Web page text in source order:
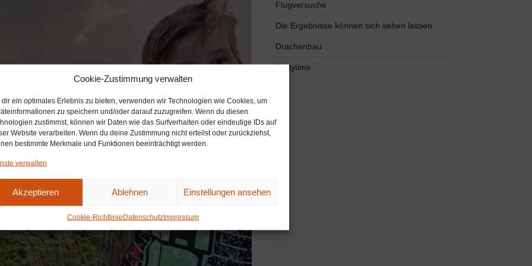
Cookie-Zustimmung verwalten
dir ein optimales Erlebnis zu bieten, verwenden wir Technologien wie Cookies, um
zu speichern und/oder darauf zuzugreifen. Wenn du diesen
zustimmst, können wir Daten wie das Surfverhalten oder eindeutige IDs auf
Website verarbeiten. Wenn du deine Zustimmung nicht erteilst oder zurückziehst,
bestimmte Merkmale und Funktionen beeinträchtigt werden.
verwalten
Akzeptieren Ablehnen Einstellungen ansehen
Cookie-RichtlinieDatenschutzImpressum
Flugversuche
Die Ergebnisse können sich sehen lassen
Drachenbau
Partytime